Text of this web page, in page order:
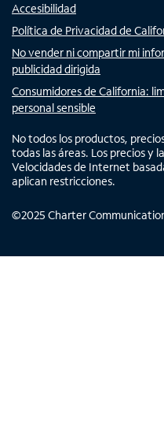
Accesibilidad
Política de Privacidad de
No vender ni compartir mi
publicidad dirigida
Consumidores de California:
personal sensible
No todos los productos,
todas las áreas. Los precios y
Velocidades de Internet
aplican restricciones.
©2025 Charter